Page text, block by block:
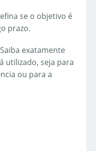
se o objetivo é
prazo.
Saiba exatamente
utilizado, seja para
ou para a